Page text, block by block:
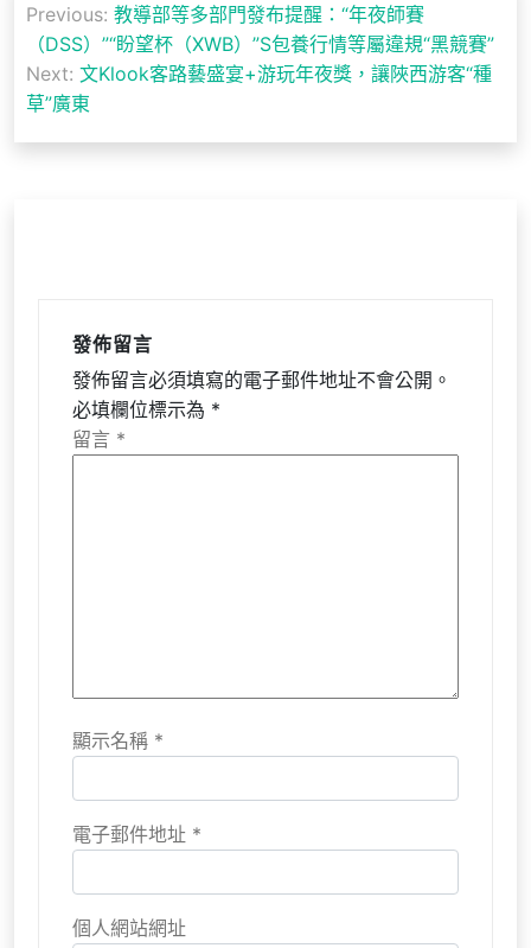
章
導
覽
Previous: 教導部等多部門發布提醒：“年夜師賽
（DSS）”“盼望杯（XWB）”S包養行情等屬違規“黑競賽”
Next: 文Klook客路藝盛宴+游玩年夜獎，讓陜西游客“種
草”廣東
發佈留言
發佈留言必須填寫的電子郵件地址不會公開。
必填欄位標示為 *
留言 *
顯示名稱 *
電子郵件地址 *
個人網站網址